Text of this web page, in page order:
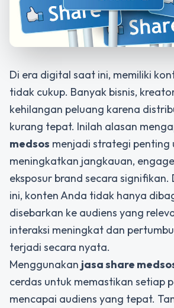
Di era digital saat ini, memiliki
tidak cukup. Banyak bisnis,
kehilangan peluang karena
kurang tepat. Inilah alasan
medsos menjadi strategi penting
meningkatkan jangkauan,
eksposur brand secara signifikan.
ini, konten Anda tidak hanya
disebarkan ke audiens yang
interaksi meningkat dan
terjadi secara nyata.
Menggunakan jasa share
cerdas untuk memastikan setiap
mencapai audiens yang tepat.